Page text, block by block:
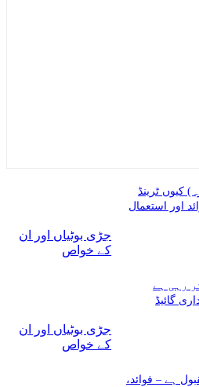
جڑی بوٹیاں اور ان
کے خواص
کیوں ٹرینڈ
اور استعمال
جڑی بوٹیاں اور ان
کے خواص
رہی ہے
ہے – فوائد،